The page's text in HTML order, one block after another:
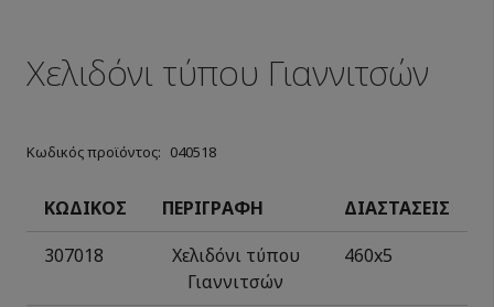
Χελιδόνι τύπου Γιαννιτσών
Κωδικός προϊόντος: 040518
ΚΩΔΙΚΟΣ ΠΕΡΙΓΡΑΦΗ
ΔΙΑΣΤΑΣΕΙΣ
307018
Χελιδόνι τύπου
Γιαννιτσών
460x5